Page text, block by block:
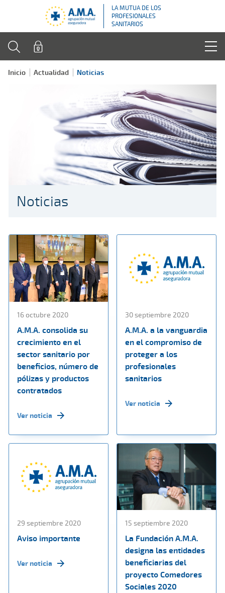
LA MUTUA DE LOS
PROFESIONALES
SANITARIOS
Inicio Actualidad Noticias
Noticias
16 octubre 2020
A.M.A. consolida su
crecimiento en el
sector sanitario por
beneficios, número de
pólizas y productos
contratados
Ver noticia
30 septiembre 2020
A.M.A. a la vanguardia
en el compromiso de
proteger a los
profesionales
sanitarios
Ver noticia
29 septiembre 2020
Aviso importante
Ver noticia
15 septiembre 2020
La Fundación A.M.A.
designa las entidades
beneficiarias del
proyecto Comedores
Sociales 2020